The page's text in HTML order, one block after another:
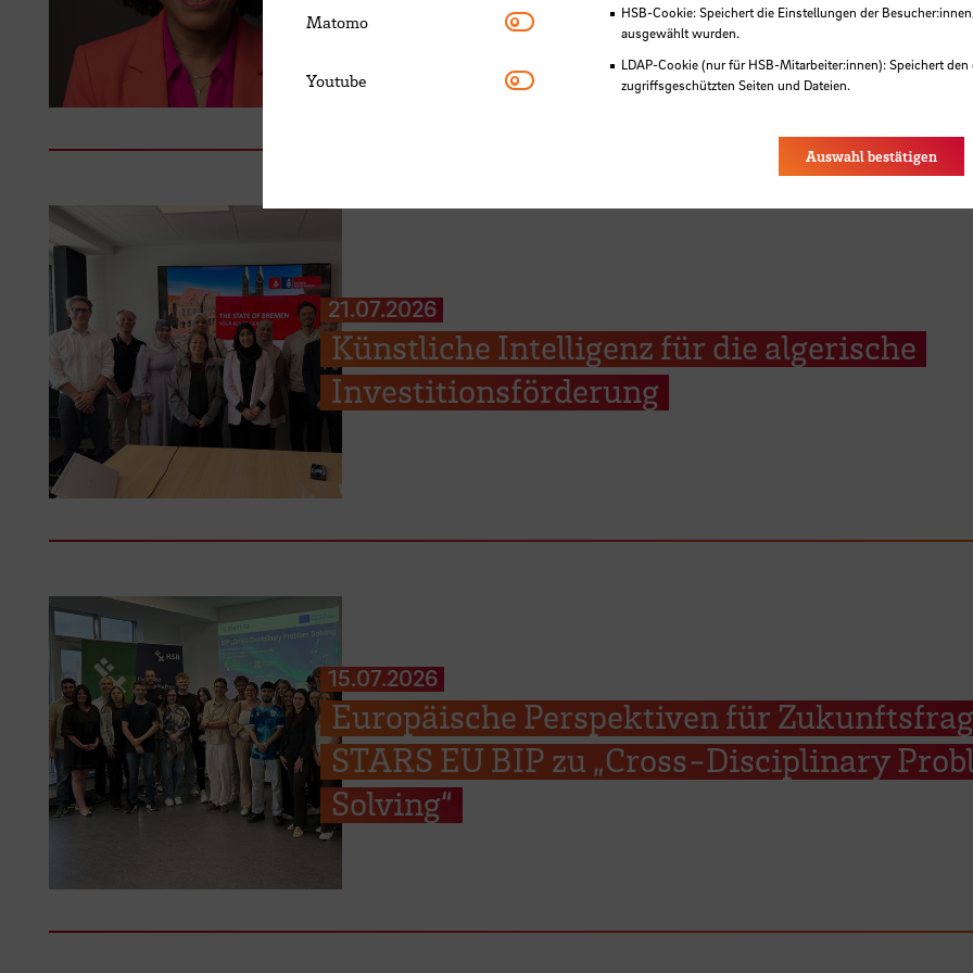
21.07.2026
Künstliche Intelligenz für die algerische
Investitionsförderung
15.07.2026
Europäische Perspektiven für
STARS EU BIP zu „Cross-Disciplinary
Solving“
HSB-Cookie: Speichert die Einstellungen der
ausgewählt wurden.
LDAP-Cookie (nur für HSB-Mitarbeiter:innen): Speichert
zugriffsgeschützten Seiten und Dateien.
Matomo Matomo
Youtube Youtube
Auswahl bestätigen